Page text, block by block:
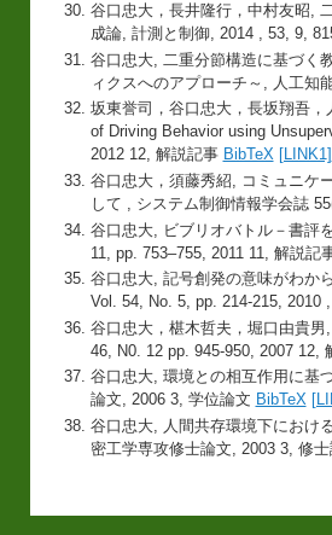
谷口忠大，長井隆行，中村友昭,
成論, 計測と制御, 2014 , 53, 9,
谷口忠大, 二重分節構造に基づく
ィクスへのアプローチ～, 人工知
坂東誉司，谷口忠大，長坂翔吾
of Driving Behavior using
2012 12, 解説記事 BibTeX [LINK1]
谷口忠大，須藤秀紹, コミュニケ
して , システム制御情報学会誌
谷口忠大, ビブリオバトル－書評
11, pp. 753–755, 2011 11, 解説記
谷口忠大, 記号創発の意味がわか
Vol. 54, No. 5, pp. 214-215, 2010
谷口忠大，椹木哲夫，堀口由貴
46, N0. 12 pp. 945-950, 2007 12,
谷口忠大, 環境との相互作用に基
論文, 2006 3, 学位論文 BibTeX
谷口忠大, 人間共存環境下におけ
密工学専攻修士論文, 2003 3, 修士